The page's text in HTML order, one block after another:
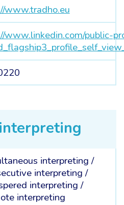
www.tradho.eu
www.linkedin.com/public-
interpreting/
interpreting/
interpreting/
interpreting